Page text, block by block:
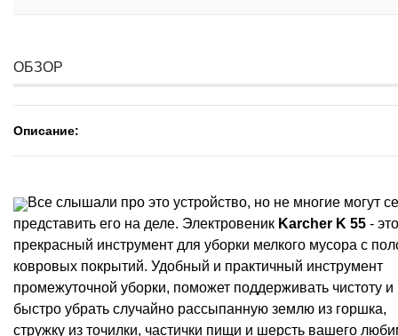
ОБЗОР
Описание:
Все слышали про это устройство, но не многие могут
представить его на деле. Электровеник Karcher K 55 - это
прекрасный инструмент для уборки мелкого мусора с
ковровых покрытий. Удобный и практичный инструмент
промежуточной уборки, поможет поддерживать чистоту и
быстро убрать случайно рассыпанную землю из горшка,
стружку из точилки, частички пищи и шерсть вашего